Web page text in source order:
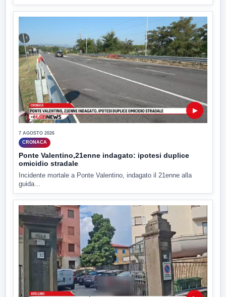
▶
7 AGOSTO 2026
CRONACA
Ponte Valentino,21enne indagato: ipotesi duplice
omicidio stradale
Incidente mortale a Ponte Valentino, indagato il 21enne alla
guida...